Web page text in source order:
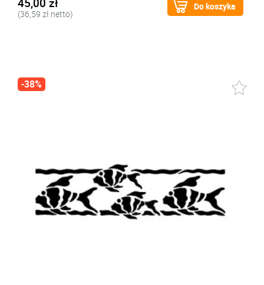
(36,59 zł netto)
Do koszyka
-38%